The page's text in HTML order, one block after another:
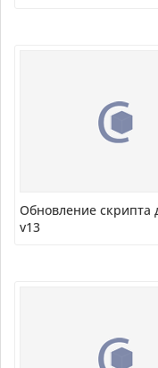
Обновление скрипта
v13